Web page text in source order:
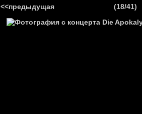
<<предыдущая (18/41)